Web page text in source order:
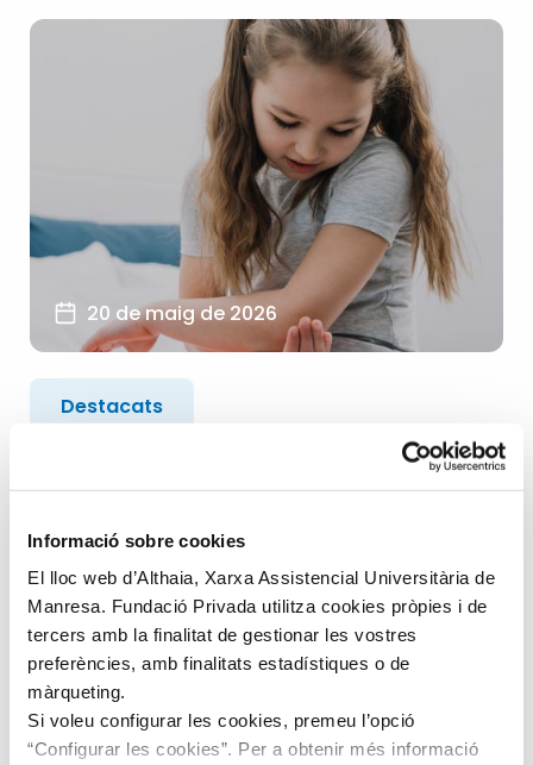
Informació sobre cookies
El lloc web d’Althaia, Xarxa Assistencial Universitària de
Manresa. Fundació Privada utilitza cookies pròpies i de
tercers amb la finalitat de gestionar les vostres
preferències, amb finalitats estadístiques o de
màrqueting.
Si voleu configurar les cookies, premeu l’opció
“Configurar les cookies”. Per a obtenir més informació
20 de maig de 2026
Destacats
+2
Psoriasi, una malaltia de la pell
que també afecta els infants
Quan es parla de psoriasi sovint es pensa en una
malaltia d’adults. Però també pot aparèixer en infants,
fins...
LLEGIR ARTICLE